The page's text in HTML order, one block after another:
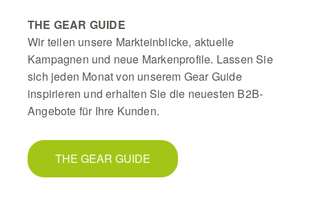
THE GEAR GUIDE
Wir teilen unsere Markteinblicke, aktuelle
Kampagnen und neue Markenprofile. Lassen Sie
sich jeden Monat von unserem Gear Guide
inspirieren und erhalten Sie die neuesten B2B-
Angebote für Ihre Kunden.
THE GEAR GUIDE